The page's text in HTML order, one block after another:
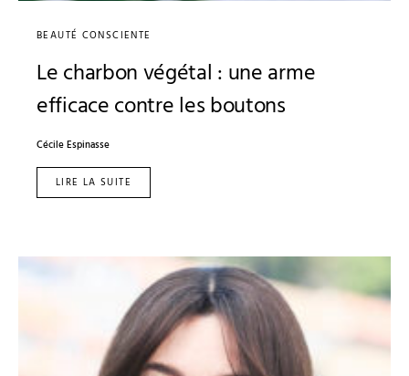
BEAUTÉ CONSCIENTE
Le charbon végétal : une arme
efficace contre les boutons
Cécile Espinasse
LIRE LA SUITE